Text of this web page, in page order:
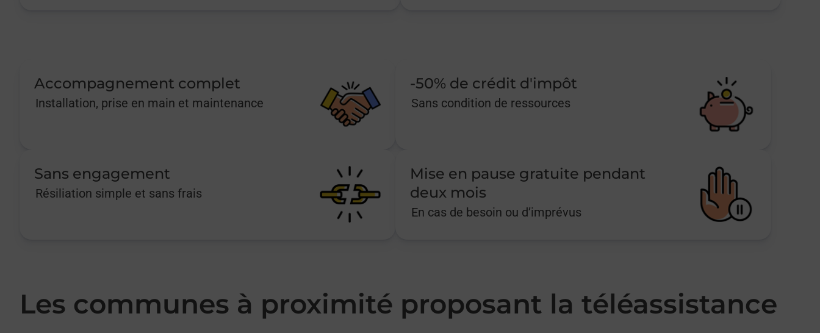
Accompagnement complet
Installation, prise en main et maintenance
-50% de crédit d'impôt
Sans condition de ressources
Sans engagement
Résiliation simple et sans frais
Mise en pause gratuite pendant
deux mois
En cas de besoin ou d’imprévus
Les communes à proximité proposant la téléassistance